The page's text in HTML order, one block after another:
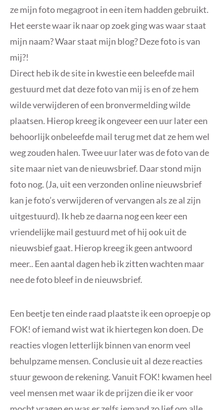
ze mijn foto megagroot in een item hadden gebruikt.
Het eerste waar ik naar op zoek ging was waar staat
mijn naam? Waar staat mijn blog? Deze foto is van
mij?!
Direct heb ik de site in kwestie een beleefde mail
gestuurd met dat deze foto van mij is en of ze hem
wilde verwijderen of een bronvermelding wilde
plaatsen. Hierop kreeg ik ongeveer een uur later een
behoorlijk onbeleefde mail terug met dat ze hem wel
weg zouden halen. Twee uur later was de foto van de
site maar niet van de nieuwsbrief. Daar stond mijn
foto nog. (Ja, uit een verzonden online nieuwsbrief
kan je foto’s verwijderen of vervangen als ze al zijn
uitgestuurd). Ik heb ze daarna nog een keer een
vriendelijke mail gestuurd met of hij ook uit de
nieuwsbief gaat. Hierop kreeg ik geen antwoord
meer.. Een aantal dagen heb ik zitten wachten maar
nee de foto bleef in de nieuwsbrief.
Een beetje ten einde raad plaatste ik een oproepje op
FOK! of iemand wist wat ik hiertegen kon doen. De
reacties vlogen letterlijk binnen van enorm veel
behulpzame mensen. Conclusie uit al deze reacties
stuur gewoon de rekening. Vanuit FOK! kwamen heel
veel mensen met waar ik de prijzen die ik er voor